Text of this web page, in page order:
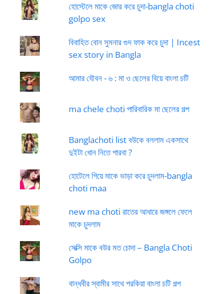
হোস্টেলে মাকে জোর করে চুদা-bangla choti
golpo sex
বিবাহিত বোন সুমনার গুদ ফাক করে চুদা | Incest
sex story in Bangla
আমার যৌবন - ৬ : মা ও ছেলের বিয়ে বাংলা চটি
ma chele choti পারিবারিক মা ছেলের গল্প
Banglachoti list বউকে বললাম একসাথে
দুইটা ধোন নিতে পারবা ?
হোটেলে গিয়ে মাকে ভাড়া করে চুদলাম-bangla
choti maa
new ma choti রাতের আধারে জঙ্গলে ফেলে
মাকে চুদলাম
সেক্সি মাকে বউর মত চোদা – Bangla Choti
Golpo
বান্ধবীর স্বামীর সাথে পরকিয়া বাংলা চটি গল্প